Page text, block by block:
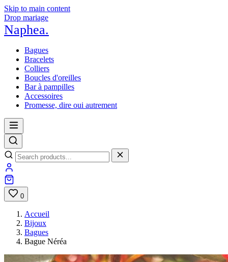
Skip to main content
Drop mariage
Naphea.
Bagues
Bracelets
Colliers
Boucles d'oreilles
Bar à pampilles
Accessoires
Promesse, dire oui autrement
0
Accueil
Bijoux
Bagues
Bague Néréa